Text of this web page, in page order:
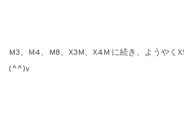
M3、M4、M8、X3M、X4M に続き、ようやく
(^^)v